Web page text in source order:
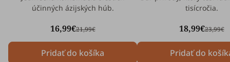
účinných ázijských húb.
16,99€21,99€
Pridať do košíka
tisícročia.
18,99€23,99€
Pridať do